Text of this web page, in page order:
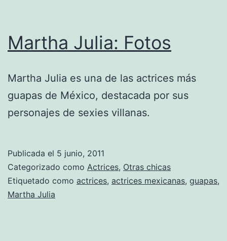
Martha Julia: Fotos
Martha Julia es una de las actrices más
guapas de México, destacada por sus
personajes de sexies villanas.
Publicada el 5 junio, 2011
Categorizado como Actrices, Otras chicas
Etiquetado como actrices, actrices mexicanas, guapas,
Martha Julia